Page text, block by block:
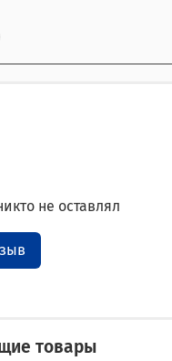
не оставлял
товары